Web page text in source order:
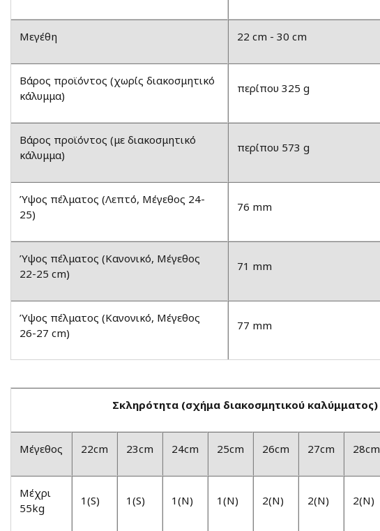
Μεγέθη 22 cm - 30 cm
Βάρος προϊόντος (χωρίς διακοσμητικό
κάλυμμα)
περίπου 325 g
Βάρος προϊόντος (με διακοσμητικό
κάλυμμα)
περίπου 573 g
Ύψος πέλματος (Λεπτό, Μέγεθος 24-
25)
76 mm
Ύψος πέλματος (Κανονικό, Μέγεθος
22-25 cm)
71 mm
Ύψος πέλματος (Κανονικό, Μέγεθος
26-27 cm)
77 mm
Σκληρότητα (σχήμα διακοσμητικού καλύμματος)
Μέγεθος 22cm 23cm 24cm 25cm 26cm 27cm 28cm
Μέχρι
55kg
1(S) 1(S) 1(N) 1(N) 2(N) 2(N) 2(N)